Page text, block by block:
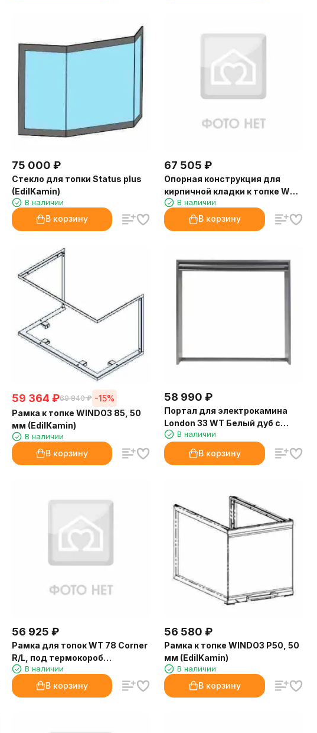
75 000 ₽
Стекло для топки Status plus
(EdilKamin)
В наличии
В корзину
67 505 ₽
Опорная конструкция для
кирпичной кладки к топке WT
16:9 Front (Palazzetti)
В наличии
В корзину
59 364 ₽69 840 ₽ -15%
Рамка к топке WINDO3 85, 50
мм (EdilKamin)
В наличии
В корзину
58 990 ₽
Портал для электрокамина
London 33 WT Белый дуб с
бежевой патиной
В наличии
В корзину
56 925 ₽
Рамка для топок WT 78 Corner
R/L, под термокороб
(Palazzetti)
В наличии
В корзину
56 580 ₽
Рамка к топке WINDO3 P50, 50
мм (EdilKamin)
В наличии
В корзину